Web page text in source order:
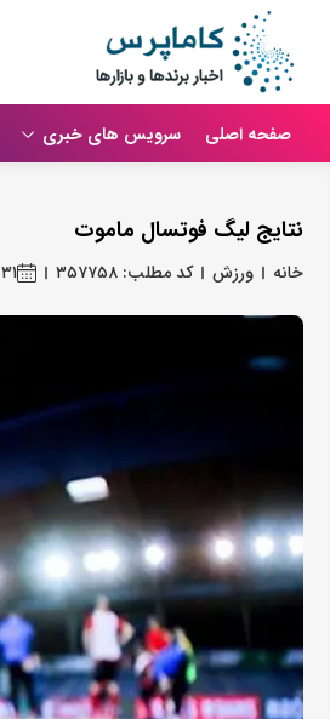
صفحه اصلی سرویس های خبری
نتایج لیگ فوتسال ماموت
خانه ورزش کد مطلب: ۳۵۷۷۵۸ ۳۱ شهریور ۱۴۰۴